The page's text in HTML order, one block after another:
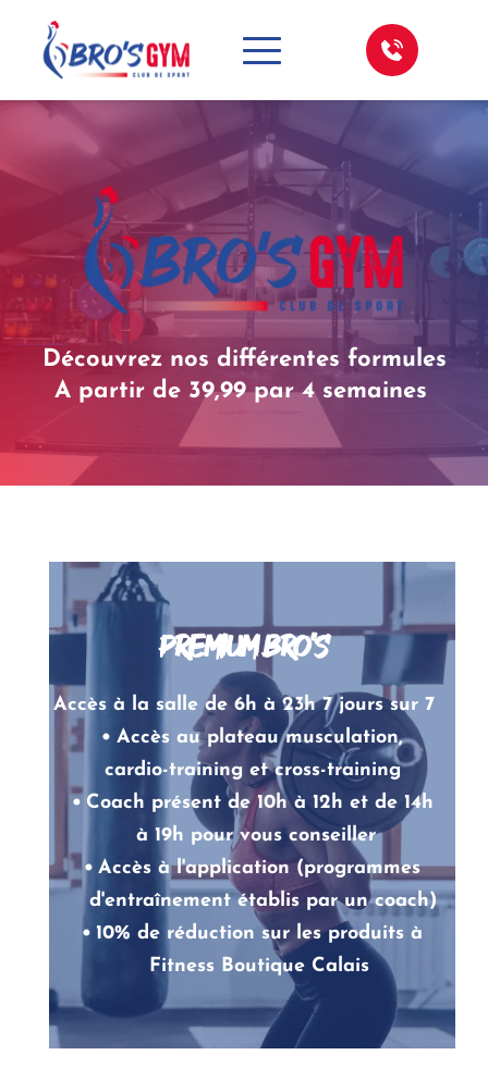
Découvrez nos différentes formules
A partir de 39,99 par 4 semaines
PREMIUM Bro's
Accès à la salle de 6h à 23h 7 jours sur 7
Accès au plateau musculation,
cardio-training et cross-training
Coach présent de 10h à 12h et de 14h
à 19h pour vous conseiller
Accès à l'application (programmes
d'entraînement établis par un coach)
10% de réduction sur les produits à
Fitness Boutique Calais